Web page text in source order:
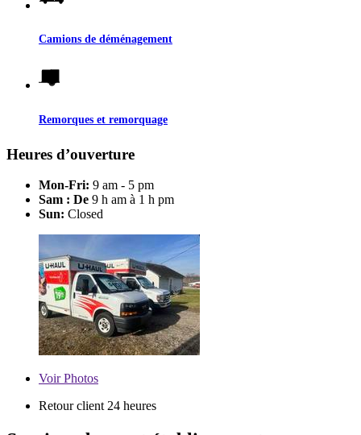
Camions de déménagement
Remorques et remorquage
Heures d’ouverture
Mon-Fri: 9 am - 5 pm
Sam : De 9 h am à 1 h pm
Sun: Closed
VoirPhotos
Retour client 24 heures